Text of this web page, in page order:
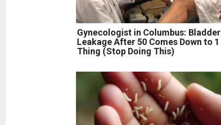
Gynecologist in Columbus: Bladder
Leakage After 50 Comes Down to 1
Thing (Stop Doing This)